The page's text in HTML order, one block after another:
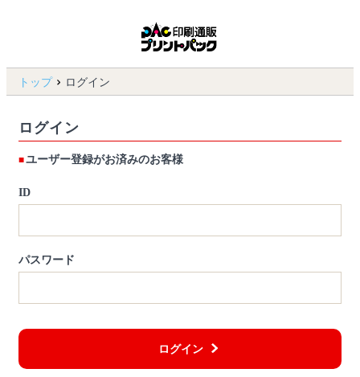
トップ ログイン
ログイン
ユーザー登録がお済みのお客様
ID
パスワード
ログイン